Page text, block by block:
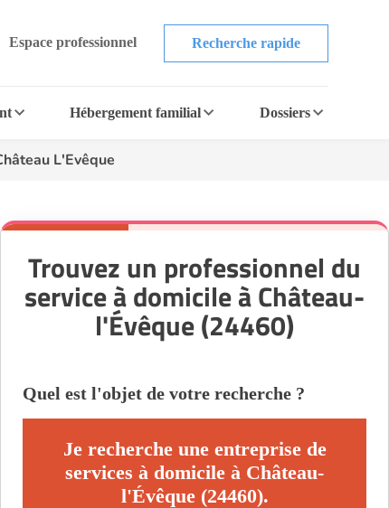
Espace professionnel Recherche rapide
Hébergement familial Dossiers
L'Evêque
Trouvez un professionnel du
service à domicile à Château-
l'Évêque (24460)
Quel est l'objet de votre recherche ?
Je recherche une entreprise de
services à domicile à Château-
l'Évêque (24460).